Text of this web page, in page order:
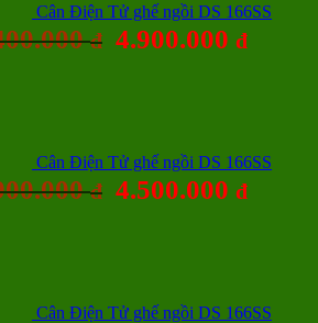
Cân Điện Tử ghế ngồi DS 166SS
đ 4.900.000 đ
Cân Điện Tử ghế ngồi DS 166SS
đ 4.500.000 đ
Cân Điện Tử ghế ngồi DS 166SS